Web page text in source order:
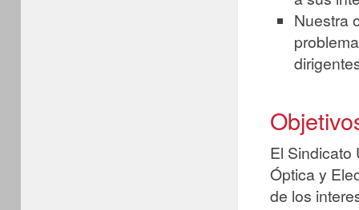
Nuestra
El Sindicato
Óptica y
de los